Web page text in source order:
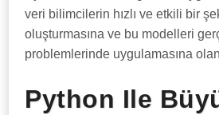
veri bilimcilerin hızlı ve etkili bir
oluşturmasına ve bu modelleri
problemlerinde uygulamasına
Python Ile